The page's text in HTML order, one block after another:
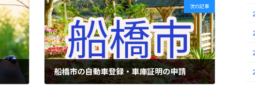
次の記事
船橋市の自動車登録・車庫証明の申請